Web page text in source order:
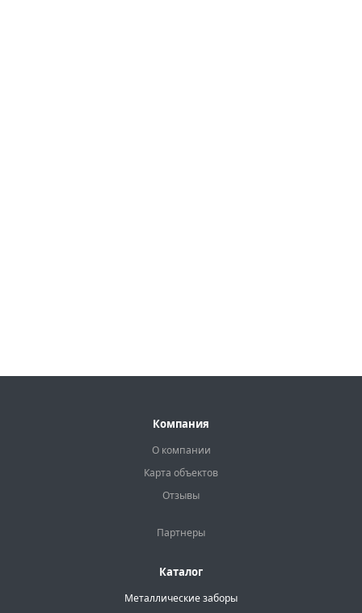
Компания
О компании
Карта объектов
Отзывы
Партнеры
Каталог
Металлические заборы